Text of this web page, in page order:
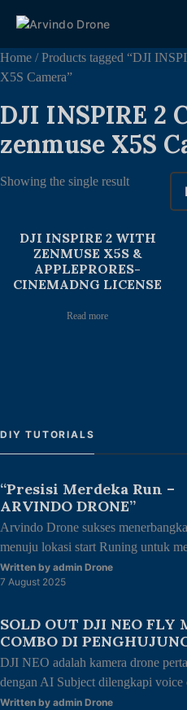
Home / Products tagged “DJI
X5S Camera”
DJI INSPIRE 2
zenmuse X5S
Showing the single result
DJI INSPIRE 2 WITH
ZENMUSE X5S &
APPLEPRORES-
CINEMADNG LICENSE
Read more
DIY TUTORIALS
“Presisi Merdeka Run –
ARVINDO DRONE”
Arvindo Drone sukses
menuju lokasi start Runing untuk
mapping area di halaman kantor
Jambi dengan tema “merdeka
Republik Indonesia ke 80 thn.
oleh berbagai kalangan mulai dari
remaja, dewasa hingga lansia juga
memeriahkan acara ini.
Written by admin Drone
7 August 2025
SOLD OUT DJI NEO FLY
COMBO DI
RAMADHAN
DJI NEO adalah kamera drone
dengan AI Subject dilengkapi voice
dan mobile control. Dji NEO FLY
Written by admin Drone